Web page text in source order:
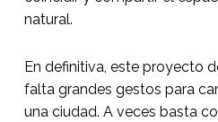
natural.
En definitiva, este proyecto
falta grandes gestos para
una ciudad. A veces basta